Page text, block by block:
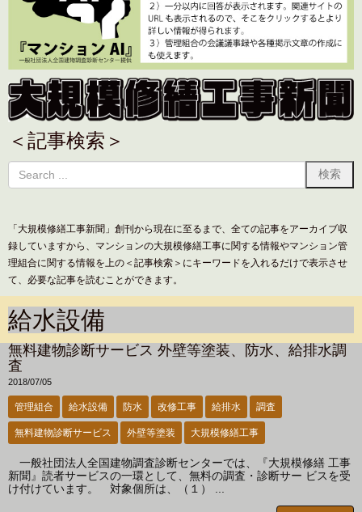
＜記事検索＞
「大規模修繕工事新聞」創刊から現在に至るまで、全ての記事をアーカイブ収
録していますから、マンションの大規模修繕工事に関する情報やマンション管
理組合に関する情報を上の＜記事検索＞にキーワードを入れるだけで表示させ
て、必要な記事を読むことができます。
給水設備
無料建物診断サービス 外壁等塗装、防水、給排水調
査
2018/07/05
管理組合 給水設備 防水 改修工事 給排水 調査
無料建物診断サービス 外壁等塗装 大規模修繕工事
一般社団法人全国建物調査診断センターでは、『大規模修繕 工事
新聞』読者サービスの一環として、無料の調査・診断サー ビスを受
け付けています。 対象個所は、（１） ...